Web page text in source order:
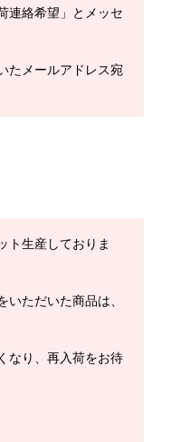
連絡希望」とメッセ
たメールアドレス宛
ト生産しておりま
ただいた商品は、
なり、再入荷をお待